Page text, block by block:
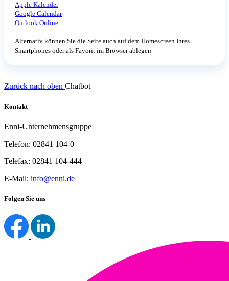
Apple Kalender
Google Calendar
Outlook Online
Alternativ können Sie die Seite auch auf dem Homescreen Ihres
Smartphones oder als Favorit im Browser ablegen
Zurück nach oben Chatbot
Kontakt
Enni-Unternehmensgruppe
Telefon: 02841 104-0
Telefax: 02841 104-444
E-Mail: info@enni.de
Folgen Sie uns